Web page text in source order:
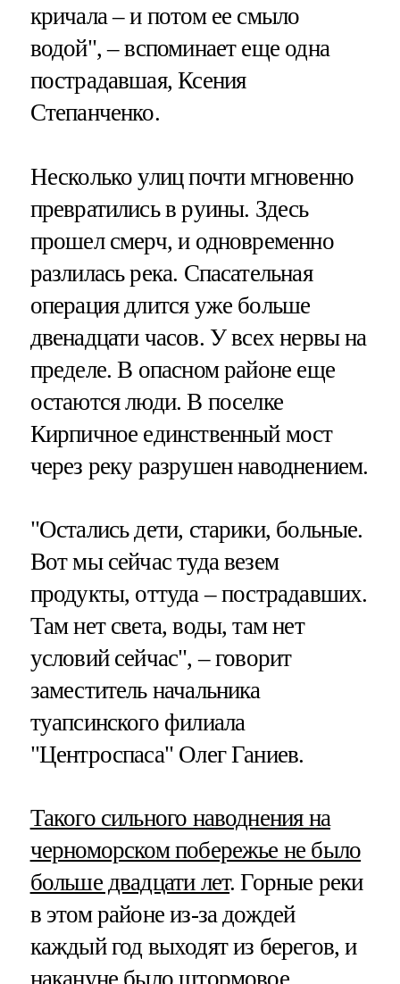
кричала – и потом ее смыло
водой", – вспоминает еще одна
пострадавшая, Ксения
Степанченко.
Несколько улиц почти мгновенно
превратились в руины. Здесь
прошел смерч, и одновременно
разлилась река. Спасательная
операция длится уже больше
двенадцати часов. У всех нервы на
пределе. В опасном районе еще
остаются люди. В поселке
Кирпичное единственный мост
через реку разрушен наводнением.
"Остались дети, старики, больные.
Вот мы сейчас туда везем
продукты, оттуда – пострадавших.
Там нет света, воды, там нет
условий сейчас", – говорит
заместитель начальника
туапсинского филиала
"Центроспаса" Олег Ганиев.
Такого сильного наводнения на
черноморском побережье не было
больше двадцати лет. Горные реки
в этом районе из-за дождей
каждый год выходят из берегов, и
накануне было штормовое